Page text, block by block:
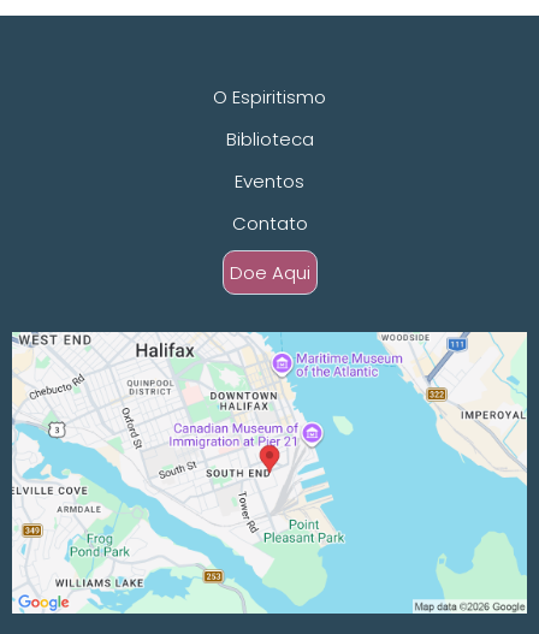
O Espiritismo
Biblioteca
Eventos
Contato
Doe Aqui